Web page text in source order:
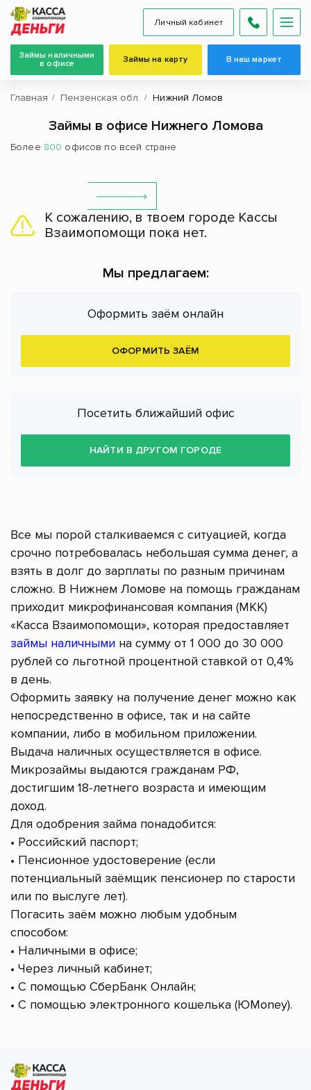
Личный кабинет
Займы наличными
в офисе
Займы на карту В наш маркет
Главная Пензенская обл. Нижний Ломов
Займы в офисе Нижнего Ломова
Более 800 офисов по всей стране
К сожалению, в твоем городе Кассы
Взаимопомощи пока нет.
Мы предлагаем:
Оформить заём онлайн
ОФОРМИТЬ ЗАЁМ
Посетить ближайший офис
НАЙТИ В ДРУГОМ ГОРОДЕ
Все мы порой сталкиваемся с ситуацией, когда
срочно потребовалась небольшая сумма денег, а
взять в долг до зарплаты по разным причинам
сложно. В Нижнем Ломове на помощь гражданам
приходит микрофинансовая компания (МКК)
«Касса Взаимопомощи», которая предоставляет
займы наличными на сумму от 1 000 до 30 000
рублей со льготной процентной ставкой от 0,4%
в день.
Оформить заявку на получение денег можно как
непосредственно в офисе, так и на сайте
компании, либо в мобильном приложении.
Выдача наличных осуществляется в офисе.
Микрозаймы выдаются гражданам РФ,
достигшим 18-летнего возраста и имеющим
доход.
Для одобрения займа понадобится:
• Российский паспорт;
• Пенсионное удостоверение (если
потенциальный заёмщик пенсионер по старости
или по выслуге лет).
Погасить заём можно любым удобным
способом:
• Наличными в офисе;
• Через личный кабинет;
• С помощью СберБанк Онлайн;
• С помощью электронного кошелька (ЮMoney).